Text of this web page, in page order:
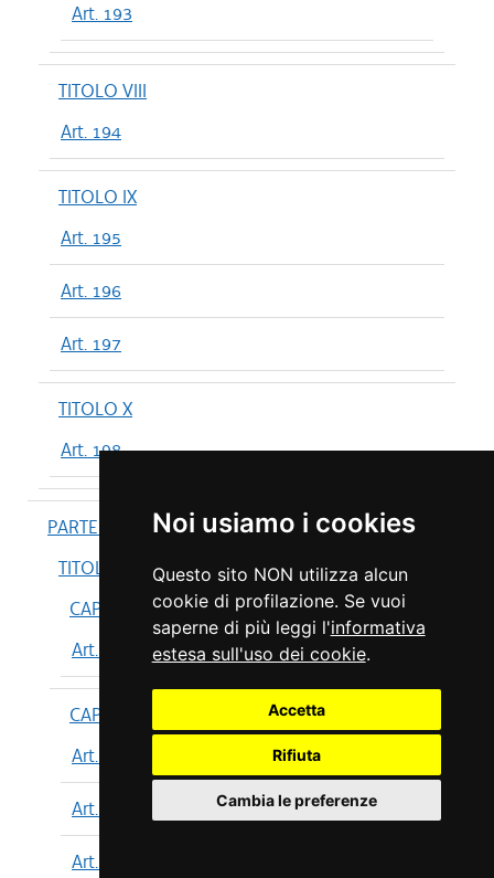
Noi usiamo i cookies
Questo sito NON utilizza alcun
cookie di profilazione. Se vuoi
saperne di più leggi l'informativa
estesa sull'uso dei cookie.
Accetta
Rifiuta
Cambia le preferenze
Art. 193
TITOLO VIII
Art. 194
TITOLO IX
Art. 195
Art. 196
Art. 197
TITOLO X
Art. 198
PARTE IV
TITOLO I
CAPO I
Art. 199
CAPO II
Art. 200
Art. 201
Art. 202